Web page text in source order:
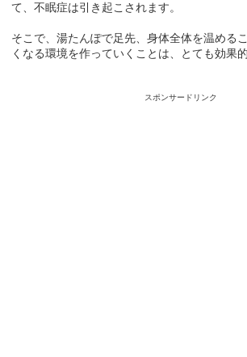
て、不眠症は引き起こされます。
そこで、湯たんぽで足先、身体全体を温める
くなる環境を作っていくことは、とても効果
スポンサードリンク